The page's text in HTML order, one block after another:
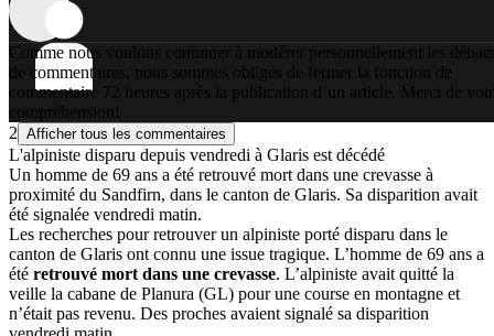
Comme nous voulons continuer à modérer personnellement les débats
de commentaires, nous sommes obligés de fermer la fonction de
commentaire 72 heures après la publication d’un article. Merci de
compréhension!
2 Afficher tous les commentaires
L'alpiniste disparu depuis vendredi à Glaris est décédé
Un homme de 69 ans a été retrouvé mort dans une crevasse à
proximité du Sandfirn, dans le canton de Glaris. Sa disparition avait
été signalée vendredi matin.
Les recherches pour retrouver un alpiniste porté disparu dans le
canton de Glaris ont connu une issue tragique. L’homme de 69 ans a
été retrouvé mort dans une crevasse. L’alpiniste avait quitté la
veille la cabane de Planura (GL) pour une course en montagne et
n’était pas revenu. Des proches avaient signalé sa disparition